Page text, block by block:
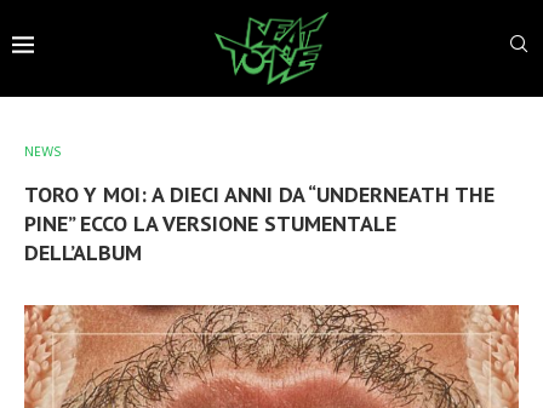
NEWS
TORO Y MOI: A DIECI ANNI DA “UNDERNEATH THE
PINE” ECCO LA VERSIONE STUMENTALE
DELL’ALBUM